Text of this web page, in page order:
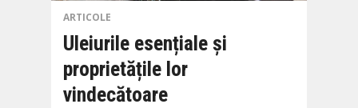
ARTICOLE
Uleiurile esențiale și
proprietățile lor
vindecătoare